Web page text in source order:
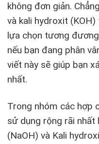
không đơn giản.
và kali hydroxit
lựa chọn tương
nếu bạn đang phân
viết này sẽ giúp bạn
nhất.
Trong nhóm các hợp
sử dụng rộng rãi nhất
(NaOH) và Kali